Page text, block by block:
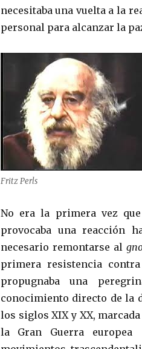
necesitaba una vuelta a la
personal para alcanzar la
Fritz Perls
No era la primera vez
provocaba una reacción
necesario remontarse al
primera resistencia
propugnaba una
conocimiento directo de la
los siglos XIX y XX,
la Gran Guerra europea